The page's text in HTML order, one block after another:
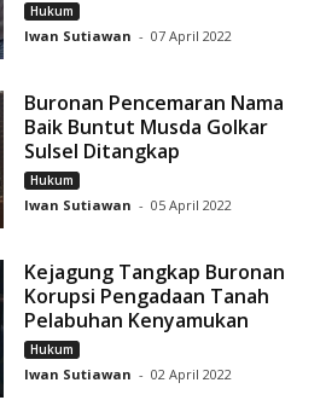
Hukum
Iwan Sutiawan - 07 April 2022
Buronan Pencemaran Nama
Baik Buntut Musda Golkar
Sulsel Ditangkap
Hukum
Iwan Sutiawan - 05 April 2022
Kejagung Tangkap Buronan
Korupsi Pengadaan Tanah
Pelabuhan Kenyamukan
Hukum
Iwan Sutiawan - 02 April 2022